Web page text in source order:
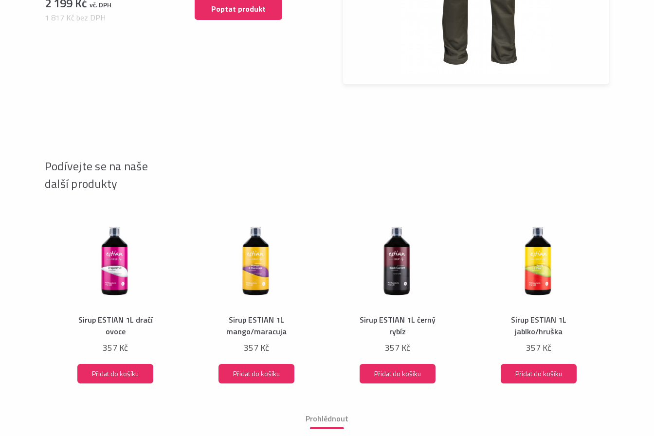
vč. DPH
1 817 Kč bez DPH
Poptat produkt
Podívejte se na naše
další produkty
Sirup ESTIAN 1L dračí
ovoce
357 Kč
Přidat do košíku
Sirup ESTIAN 1L
mango/maracuja
357 Kč
Přidat do košíku
Sirup ESTIAN 1L černý
rybíz
357 Kč
Přidat do košíku
Sirup ESTIAN 1L
jablko/hruška
357 Kč
Přidat do košíku
Prohlédnout